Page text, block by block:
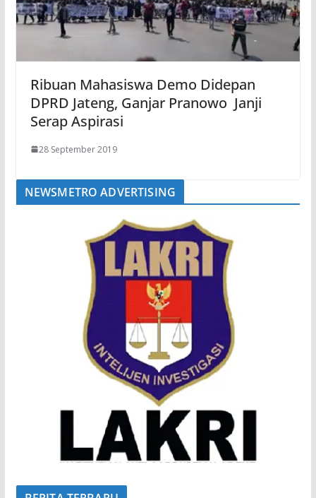
Ribuan Mahasiswa Demo Didepan
DPRD Jateng, Ganjar Pranowo Janji
Serap Aspirasi
28 September 2019
NEWSMETRO ADVERTISING